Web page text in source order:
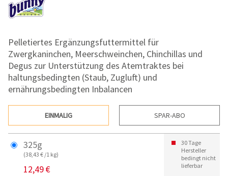
Pelletiertes Ergänzungsfuttermittel für
Zwergkaninchen, Meerschweinchen, Chinchillas und
Degus zur Unterstützung des Atemtraktes bei
haltungsbedingten (Staub, Zugluft) und
ernährungsbedingten Inbalancen
EINMALIG SPAR-ABO
325g
(38,43 € /1 kg)
12,49 €
30 Tage
Hersteller
bedingt nicht
lieferbar